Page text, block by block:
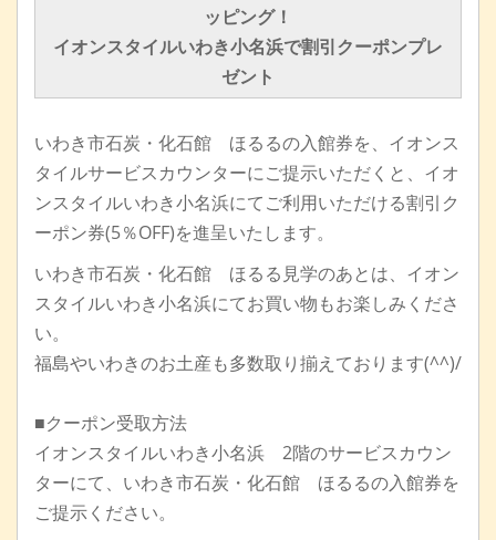
ッピング！
イオンスタイルいわき小名浜で割引クーポンプレ
ゼント
いわき市石炭・化石館 ほるるの入館券を、イオンス
タイルサービスカウンターにご提示いただくと、イオ
ンスタイルいわき小名浜にてご利用いただける割引ク
ーポン券(5％OFF)を進呈いたします。
いわき市石炭・化石館 ほるる見学のあとは、イオン
スタイルいわき小名浜にてお買い物もお楽しみくださ
い。
福島やいわきのお土産も多数取り揃えております(^^)/
■クーポン受取方法
イオンスタイルいわき小名浜 2階のサービスカウン
ターにて、いわき市石炭・化石館 ほるるの入館券を
ご提示ください。